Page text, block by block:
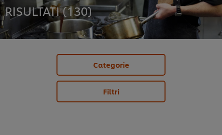
RISULTATI (130)
Categorie
Filtri